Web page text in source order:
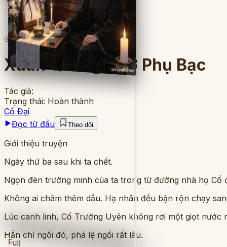
Full
8lượt đọc· 7chương
Xuân Quang Chớ Phụ Bạc
Tác giả:
Trạng thái: Hoàn thành
Cổ Đại
Đọc từ đầu
Theo dõi
Giới thiệu truyện
Ngày thứ ba sau khi ta chết.
Ngọn đèn trường minh của ta trong từ đường nhà họ Cố
Không ai châm thêm dầu. Hạ nhân đều bận rộn chạy
Lúc canh linh, Cố Trường Uyên không rơi một giọt nước
Hắn chỉ ngồi đó, phá lệ ngồi rất lâu.